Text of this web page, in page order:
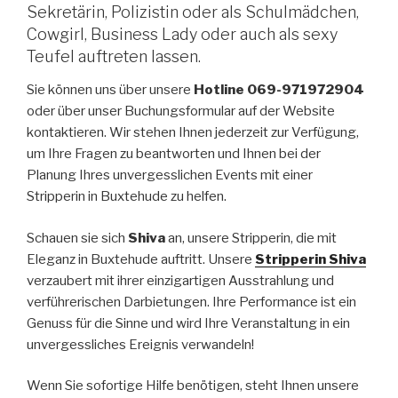
Sekretärin, Polizistin oder als Schulmädchen,
Cowgirl, Business Lady oder auch als sexy
Teufel auftreten lassen.
Sie können uns über unsere Hotline 069-971972904
oder über unser Buchungsformular auf der Website
kontaktieren. Wir stehen Ihnen jederzeit zur Verfügung,
um Ihre Fragen zu beantworten und Ihnen bei der
Planung Ihres unvergesslichen Events mit einer
Stripperin in Buxtehude zu helfen.
Schauen sie sich Shivaan, unsere Stripperin, die mit
Eleganz in Buxtehude auftritt. Unsere Stripperin Shiva
verzaubert mit ihrer einzigartigen Ausstrahlung und
verführerischen Darbietungen. Ihre Performance ist ein
Genuss für die Sinne und wird Ihre Veranstaltung in ein
unvergessliches Ereignis verwandeln!
Wenn Sie sofortige Hilfe benötigen, steht Ihnen unsere